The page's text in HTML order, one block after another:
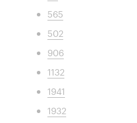
565
502
906
1132
1941
1932